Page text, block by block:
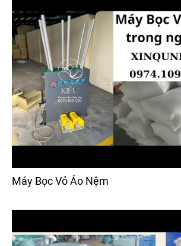
Máy Bọc Vỏ Áo Nệm